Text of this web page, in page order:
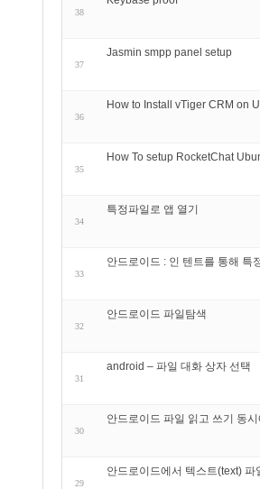
38
37
Jasmin smpp panel setup
36
How to Install vTiger CRM on
35
How To setup RocketChat
34
특정파일로 앱 열기
33
안드로이드 : 인 텐트를 통해 특
32
안드로이드 파일탐색
31
android – 파일 대화 상자 선택
30
안드로이드 파일 읽고 쓰기 동
29
안드로이드에서 텍스트(text) 파